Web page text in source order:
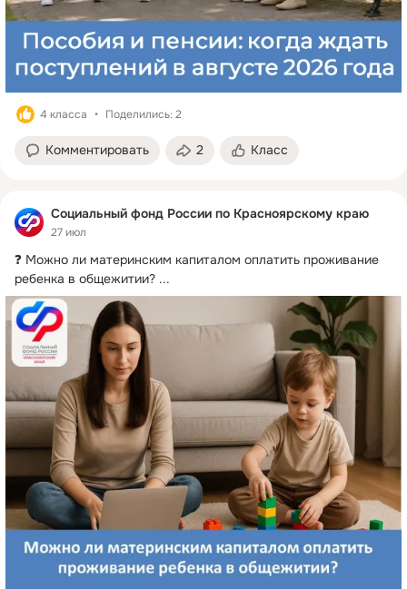
4 класса Поделились: 2
Комментировать 2 Класс
Социальный фонд России по Красноярскому краю
27 июл
❓ Можно ли материнским капиталом оплатить проживание
ребенка в общежитии? ...